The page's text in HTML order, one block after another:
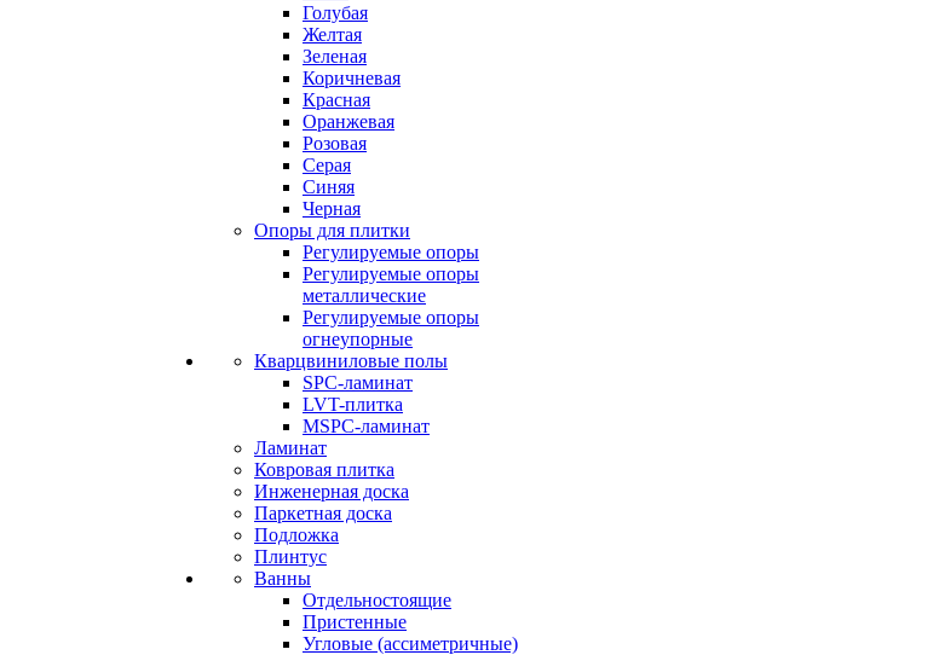
Голубая
Желтая
Зеленая
Коричневая
Красная
Оранжевая
Розовая
Серая
Синяя
Черная
Опоры для плитки
Регулируемые опоры
Регулируемые опоры
металлические
Регулируемые опоры
огнеупорные
Кварцвиниловые полы
SPC-ламинат
LVT-плитка
MSPC-ламинат
Ламинат
Ковровая плитка
Инженерная доска
Паркетная доска
Подложка
Плинтус
Ванны
Отдельностоящие
Пристенные
Угловые (ассиметричные)